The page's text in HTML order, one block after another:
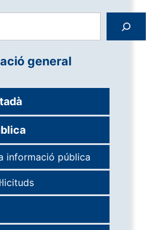
general
informació pública